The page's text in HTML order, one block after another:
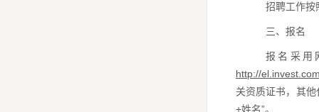
招聘工作按
三、报名
报名采用
http://
关资质证书，其
+姓名”。